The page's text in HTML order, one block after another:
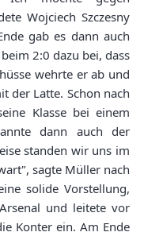
Wojciech Szczesny
gab es dann auch
2:0 dazu bei, dass
wehrte er ab und
der Latte. Schon nach
Klasse bei einem
dann auch der
standen wir uns im
sagte Müller nach
solide Vorstellung,
und leitete vor
Konter ein. Am Ende